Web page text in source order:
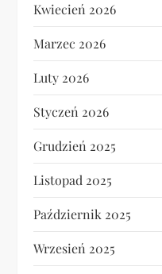
Kwiecień 2026
Marzec 2026
Luty 2026
Styczeń 2026
Grudzień 2025
Listopad 2025
Październik 2025
Wrzesień 2025